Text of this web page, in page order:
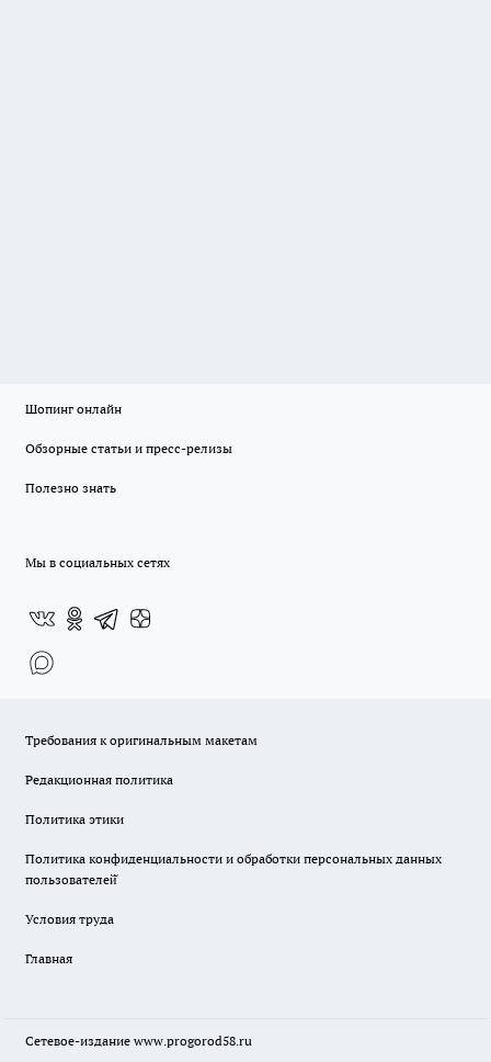
Шопинг онлайн
Обзорные статьи и пресс-релизы
Полезно знать
Мы в социальных сетях
Требования к оригинальным макетам
Редакционная политика
Политика этики
Политика конфиденциальности и обработки персональных данных
пользователей̆
Условия труда
Главная
Сетевое-издание www.progorod58.ru